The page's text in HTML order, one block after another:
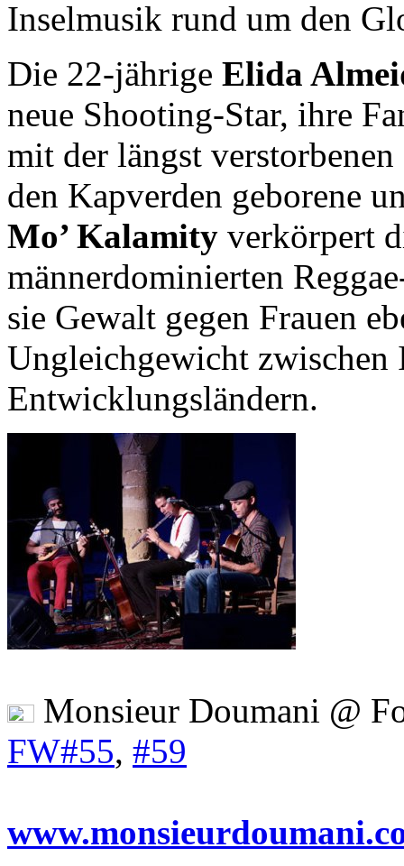
Inselmusik rund um den
Die 22-jährige Elida
neue Shooting-Star, ihre
mit der längst
den Kapverden geborene
Mo’ Kalamity verkörpert
männerdominierten
sie Gewalt gegen Frauen
Ungleichgewicht zwischen
Entwicklungsländern.
Monsieur Doumani @
FW#55, #59